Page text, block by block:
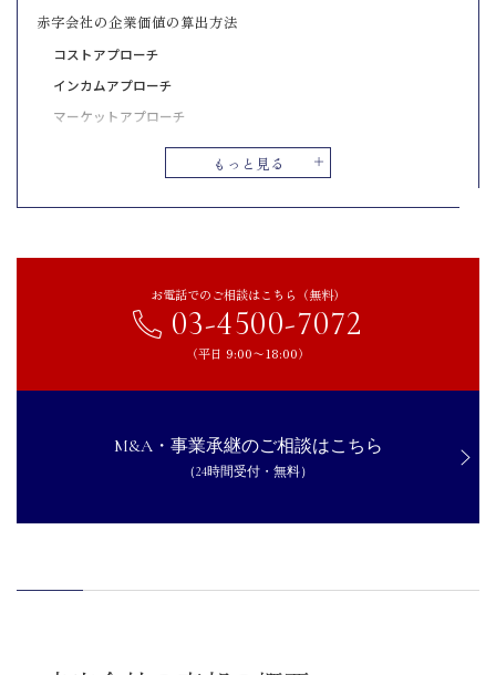
もっと見る
赤字会社の企業価値の算出方法
コストアプローチ
インカムアプローチ
マーケットアプローチ
赤字会社の売却を成功させるポイント
シナジー効果が期待できる買い手の選択
適切なタイミングでの売却
お電話でのご相談はこちら（無料）
03-4500-7072
（平日 9:00〜18:00）
M&A・事業承継のご相談はこちら
（24時間受付・無料）